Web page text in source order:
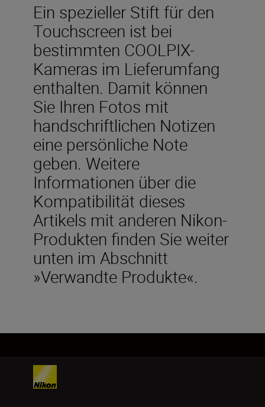
Ein spezieller Stift für den
Touchscreen ist bei
bestimmten COOLPIX-
Kameras im Lieferumfang
enthalten. Damit können
Sie Ihren Fotos mit
handschriftlichen Notizen
eine persönliche Note
geben. Weitere
Informationen über die
Kompatibilität dieses
Artikels mit anderen Nikon-
Produkten finden Sie weiter
unten im Abschnitt
»Verwandte Produkte«.